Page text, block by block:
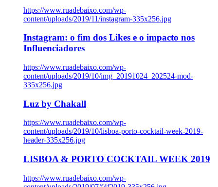
https://www.ruadebaixo.com/wp-
content/uploads/2019/11/instagram-335x256.jpg
Instagram: o fim dos Likes e o impacto nos
Influenciadores
https://www.ruadebaixo.com/wp-
content/uploads/2019/10/img_20191024_202524-mod-
335x256.jpg
Luz by Chakall
https://www.ruadebaixo.com/wp-
content/uploads/2019/10/lisboa-porto-cocktail-week-2019-
header-335x256.jpg
LISBOA & PORTO COCKTAIL WEEK 2019
https://www.ruadebaixo.com/wp-